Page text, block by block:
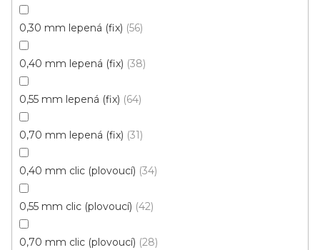
0,30 mm lepená (fix) 56
0,40 mm lepená (fix) 38
0,55 mm lepená (fix) 64
0,70 mm lepená (fix) 31
0,40 mm clic (plovoucí) 34
0,55 mm clic (plovoucí) 42
0,70 mm clic (plovoucí) 28
Vinylové dílce Purello Fix 30 V / 31131
499 Kč
Fix 30V (lepená)